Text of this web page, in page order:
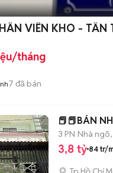
VIÊN KHO - TÂN
tháng
7 đã bán
📕📕BÁN
3 PN Nhà ngõ,
3,8 tỷ 84 tr/